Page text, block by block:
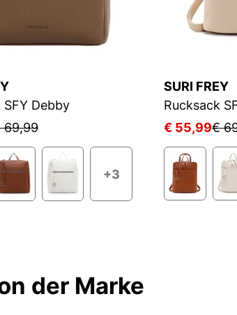
SFY Debby
69,99
+3
SURI FREY
Rucksack
€ 55,99€
der Marke